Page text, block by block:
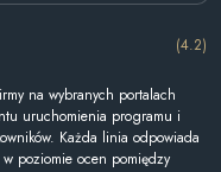
(4.2)
na wybranych portalach
uruchomienia programu i
Każda linia odpowiada
poziomie ocen pomiędzy